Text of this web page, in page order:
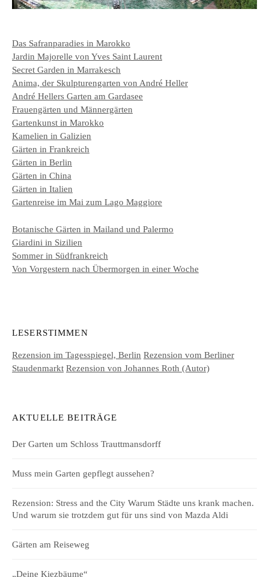
Das Safranparadies in Marokko
Jardin Majorelle von Yves Saint Laurent
Secret Garden in Marrakesch
Anima, der Skulpturengarten von André Heller
André Hellers Garten am Gardasee
Frauengärten und Männergärten
Gartenkunst in Marokko
Kamelien in Galizien
Gärten in Frankreich
Gärten in Berlin
Gärten in China
Gärten in Italien
Gartenreise im Mai zum Lago Maggiore
Botanische Gärten in Mailand und Palermo
Giardini in Sizilien
Sommer in Südfrankreich
Von Vorgestern nach Übermorgen in einer Woche
LESERSTIMMEN
Rezension im Tagesspiegel, Berlin Rezension vom Berliner
Staudenmarkt Rezension von Johannes Roth (Autor)
AKTUELLE BEITRÄGE
Der Garten um Schloss Trauttmansdorff
Muss mein Garten gepflegt aussehen?
Rezension: Stress and the City Warum Städte uns krank machen.
Und warum sie trotzdem gut für uns sind von Mazda Aldi
Gärten am Reiseweg
„Deine Kiezbäume“